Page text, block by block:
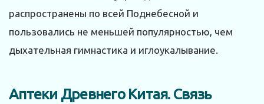
распространены по всей Поднебесной и
пользовались не меньшей популярностью, чем
дыхательная гимнастика и иглоукалывание.
Аптеки Древнего Китая. Связь